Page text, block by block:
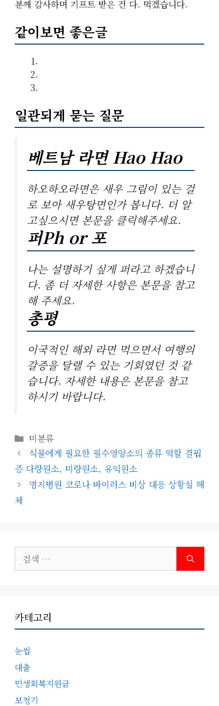
분께 감사하며 기프트 받은 건 다. 먹겠습니다.
같이보면 좋은글
일관되게 묻는 질문
베트남 라면 Hao Hao
하오하오라면은 새우 그림이 있는 걸
로 보아 새우탕면인가 봅니다. 더 알
고싶으시면 본문을 클릭해주세요.
퍼Ph or 포
나는 설명하기 싶게 퍼라고 하겠습니
다. 좀 더 자세한 사항은 본문을 참고
해 주세요.
총평
이국적인 해외 라면 먹으면서 여행의
갈증을 달랠 수 있는 기회였던 것 같
습니다. 자세한 내용은 본문을 참고
하시기 바랍니다.
카
테
고
리
미분류
식물에게 필요한 필수영양소의 종류 역할 결핍
증 다량원소, 미량원소, 유익원소
명지병원 코로나 바이러스 비상 대응 상황실 해
체
색:
카테고리
눈썹
대출
민생회복지원금
보청기